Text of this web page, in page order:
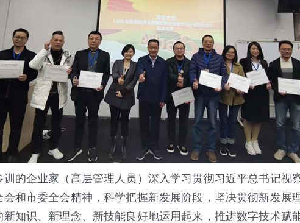
企业家（高层管理人员）深入学习贯彻习近平总书记视
和市委全会精神，科学把握新发展阶段，坚决贯彻新发展
知识、新理念、新技能良好地运用起来，推进数字技术赋